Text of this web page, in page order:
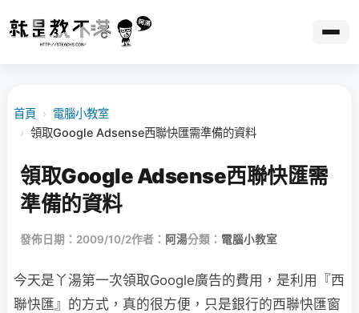
首頁 › 電腦小教室
› 領取Google Adsense西聯快匯需準備的資料
領取Google Adsense西聯快匯需
準備的資料
發佈日期：2009/10/2作者： 阿湯分類： 電腦小教室
今天是丫湯第一次領取Google廣告的費用，是利用『西
聯快匯』的方式，真的很方便，只是銀行的西聯快匯窗